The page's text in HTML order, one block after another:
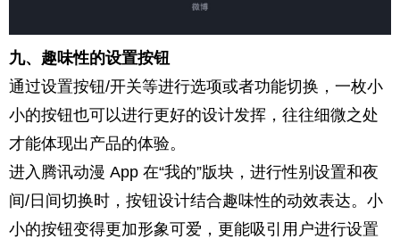
九、趣味性的设置按钮
通过设置按钮/开关等进行选项或者功能切换，一枚小
小的按钮也可以进行更好的设计发挥，往往细微之处
才能体现出产品的体验。
进入腾讯动漫 App 在“我的”版块，进行性别设置和夜
间/日间切换时，按钮设计结合趣味性的动效表达。小
小的按钮变得更加形象可爱，更能吸引用户进行设置